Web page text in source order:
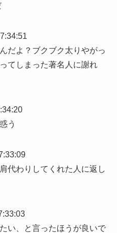
だよ？ブクブク太りやがっ
てしまった著名人に謝れ
う
代わりしてくれた人に返し
い、と言ったほうが良いで